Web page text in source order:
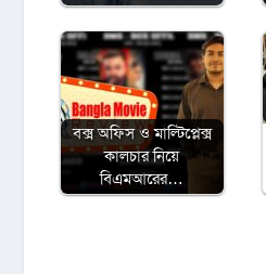
বক্স অফিস ও মাল্টিপ্লেক্স
কালচার নিয়ে
বিএমআরের…